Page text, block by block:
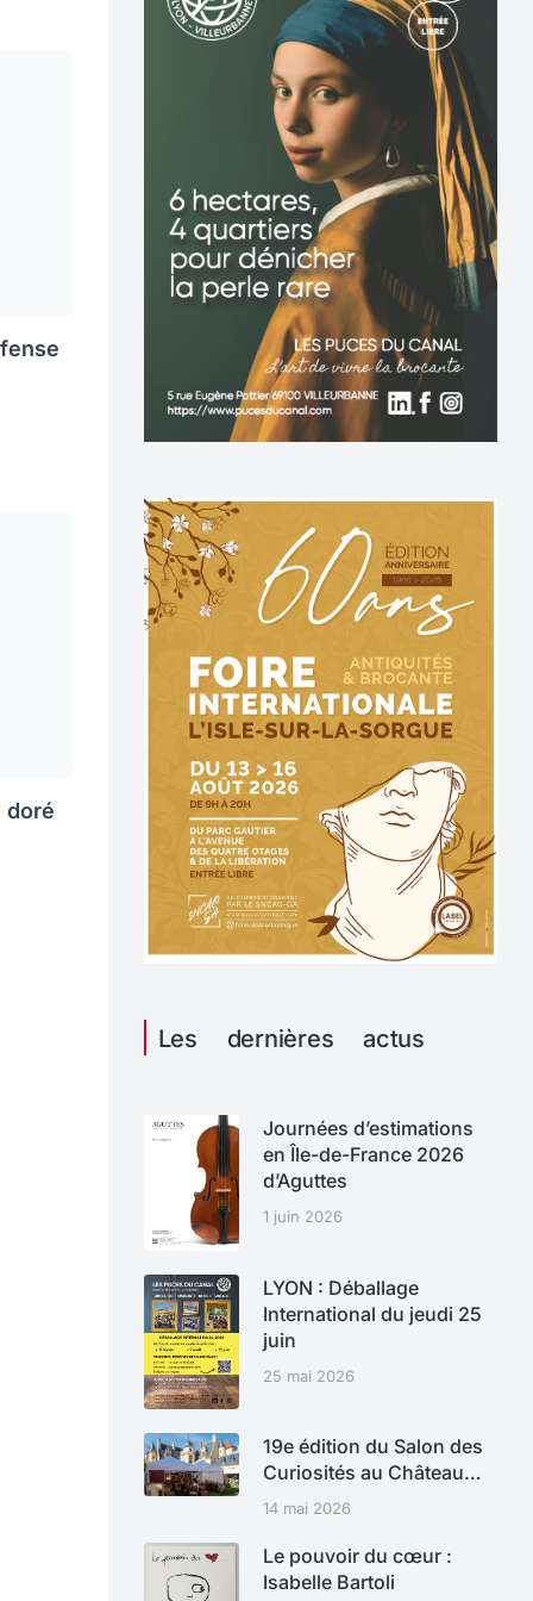
doré
Les dernières actus
Journées d’estimations
en Île-de-France 2026
d’Aguttes
1 juin 2026
LYON : Déballage
International du jeudi 25
juin
25 mai 2026
19e édition du Salon des
Curiosités au Château…
14 mai 2026
Le pouvoir du cœur :
Isabelle Bartoli